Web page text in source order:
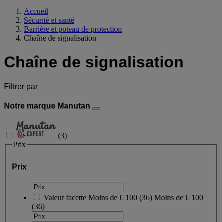
Accueil
Sécurité et santé
Barrière et poteau de protection
Chaîne de signalisation
Chaîne de signalisation
Filtrer par
Notre marque Manutan
(3)
Prix
Prix
Valeur facette Moins de € 100 (36) Moins de € 100
(36)